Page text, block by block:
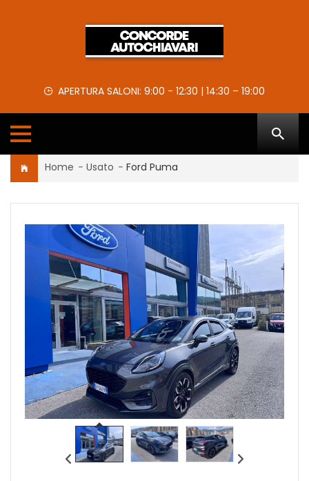
APERTURA SALONI: 9:00 - 12:30 | 14:30 – 19:00
Home - Usato - Ford Puma